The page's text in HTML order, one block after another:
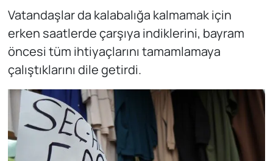
Vatandaşlar da kalabalığa kalmamak için
erken saatlerde çarşıya indiklerini, bayram
öncesi tüm ihtiyaçlarını tamamlamaya
çalıştıklarını dile getirdi.